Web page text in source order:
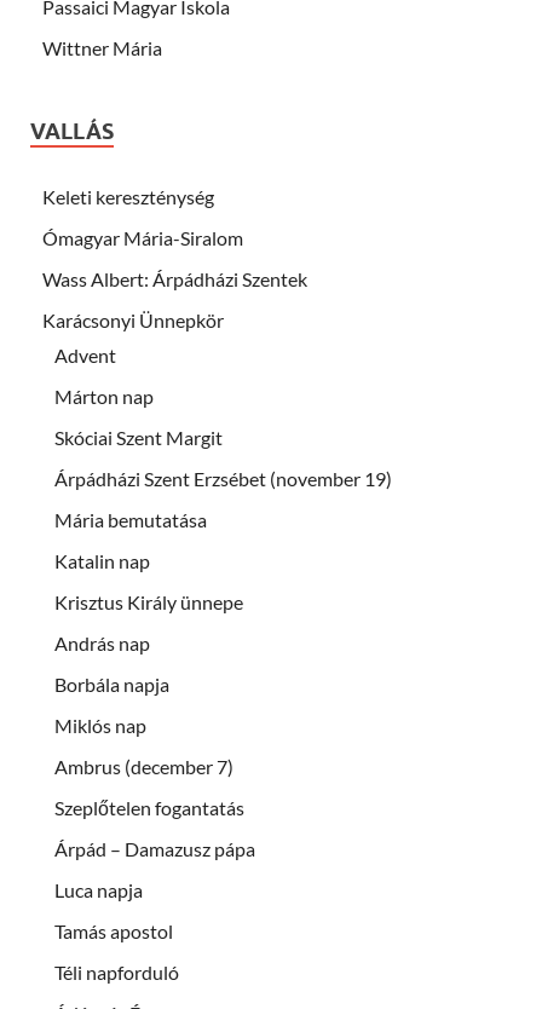
Passaici Magyar Iskola
Wittner Mária
VALLÁS
Keleti kereszténység
Ómagyar Mária-Siralom
Wass Albert: Árpádházi Szentek
Karácsonyi Ünnepkör
Advent
Márton nap
Skóciai Szent Margit
Árpádházi Szent Erzsébet (november 19)
Mária bemutatása
Katalin nap
Krisztus Király ünnepe
András nap
Borbála napja
Miklós nap
Ambrus (december 7)
Szeplőtelen fogantatás
Árpád – Damazusz pápa
Luca napja
Tamás apostol
Téli napforduló